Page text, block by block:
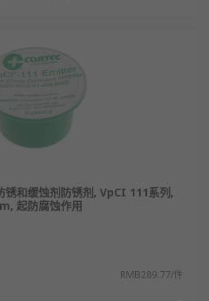
材料的表面留下防锈油
要润滑而一般机油无法渗
滑作用，能防止机器吱吱
、露天设备免受腐蚀，驱
成保护膜，隔绝湿气和水
，可除去附着于金属表面
垢，适用于气动工具、高
清洗、维护，并可延长其
和缓蚀剂防锈剂, VpCI 111系列,
起防腐蚀作用
RMB289.77/件